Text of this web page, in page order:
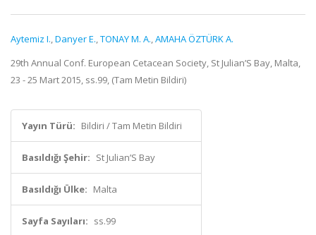
Aytemiz I.,Danyer E.,TONAY M. A.,AMAHA ÖZTÜRK A.
29th Annual Conf. European Cetacean Society, St Julian’S Bay, Malta,
23 - 25 Mart 2015, ss.99, (Tam Metin Bildiri)
Yayın Türü: Bildiri / Tam Metin Bildiri
Basıldığı Şehir: St Julian’S Bay
Basıldığı Ülke: Malta
Sayfa Sayıları: ss.99